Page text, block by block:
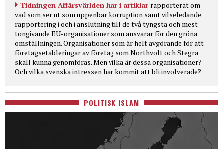
Tidningen Affärsvärlden har i artiklar rapporterat om
vad som ser ut som uppenbar korruption samt vilseledande
rapportering i och i anslutning till de två tyngsta och mest
tongivande EU-organisationer som ansvarar för den gröna
omställningen. Organisationer som är helt avgörande för att
företagsetableringar av företag som Northvolt och Stegra
skall kunna genomföras. Men vilka är dessa organisationer?
Och vilka svenska intressen har kommit att bli involverade?
POLITISK ISLAM